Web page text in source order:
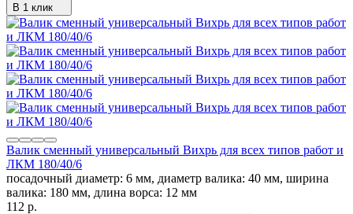
В 1 клик
Валик сменный универсальный Вихрь для всех типов работ и
ЛКМ 180/40/6
посадочный диаметр: 6 мм, диаметр валика: 40 мм, ширина
валика: 180 мм, длина ворса: 12 мм
112 p.